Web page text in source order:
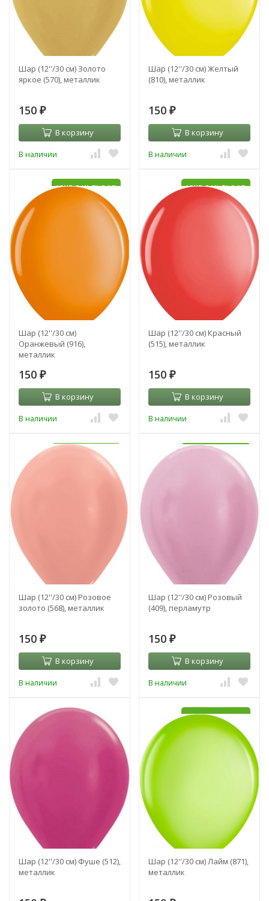
Шар (12''/30 см) Золото
яркое (570), металлик
150 ₽
В корзину
В наличии
Шар (12''/30 см) Желтый
(810), металлик
150 ₽
В корзину
В наличии
УЖЕ С HI-FLOAT
Шар (12''/30 см)
Оранжевый (916),
металлик
150 ₽
В корзину
В наличии
УЖЕ С HI-FLOAT
Шар (12''/30 см) Красный
(515), металлик
150 ₽
В корзину
В наличии
УЖЕ С HI-FLOAT
Шар (12''/30 см) Розовое
золото (568), металлик
150 ₽
В корзину
В наличии
УЖЕ С HI-FLOAT
Шар (12''/30 см) Розовый
(409), перламутр
150 ₽
В корзину
В наличии
УЖЕ С HI-FLOAT
Шар (12''/30 см) Фуше (512),
металлик
УЖЕ С HI-FLOAT
Шар (12''/30 см) Лайм (871),
металлик